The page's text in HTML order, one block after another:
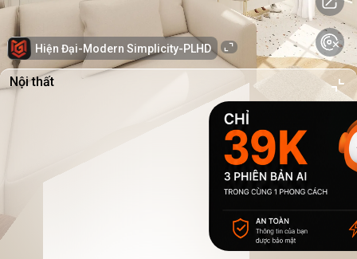
Hiện Đại-Modern Simplicity-PLHD
Nội thất